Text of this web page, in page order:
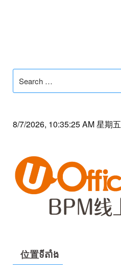
Search
for:
8/7/2026, 10:35:25 AM 星期五
位置ទីតាំង